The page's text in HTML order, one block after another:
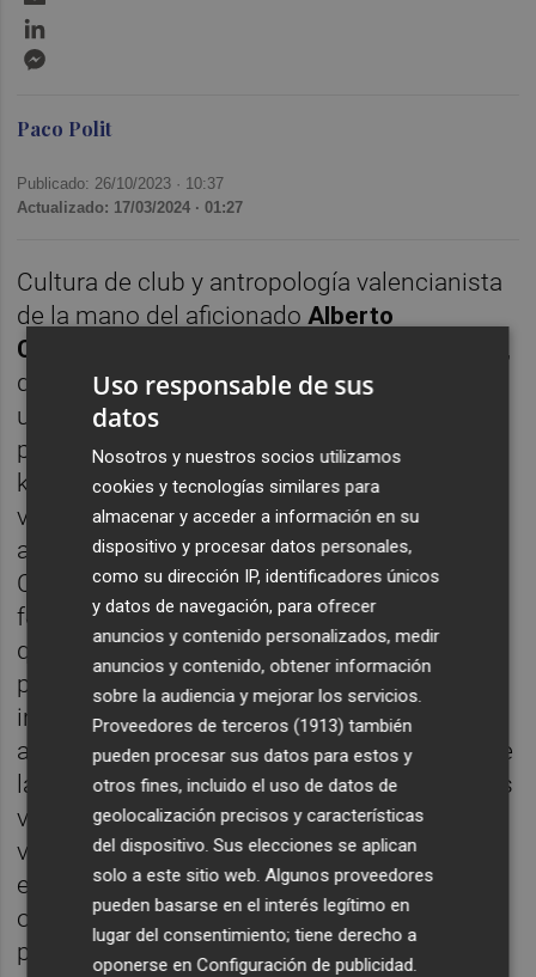
Paco Polit
Publicado: 26/10/2023 · 10:37
Actualizado: 17/03/2024 · 01:27
Cultura de club y antropología valencianista
de la mano del aficionado Alberto
Cerezuela
. Este almeriense, nacido en 1982,
dirige Círculo Rojo desde hace quince años:
una de las editoriales de autoedición más
potentes de toda Europa. Pese a vivir a 450
kilómetros de Mestalla, Alberto ha sido
valencianista toda su vida: repasamos junto
a él la intensidad con la que vive el Valencia
CF desde la distancia, su autoproclamado
forofismo al ver los partidos, los contactos
que ha mantenido como aficionado y como
profesional con el club, y su militancia
irreductible como tantos y tantos
aficionados que apoyan a su equipo fuera de
la Comunitat Valenciana. También lanzamos
varias ideas potenciales para libros
valencianistas que, seguro, algún día se
escribirán. Vía telemática y desde las
oficinas de Círculo Rojo. Dirigido y
presentado por
Paco Polit
Uso responsable de sus
datos
Nosotros y nuestros socios utilizamos
cookies y tecnologías similares para
almacenar y acceder a información en su
dispositivo y procesar datos personales,
como su dirección IP, identificadores únicos
y datos de navegación, para ofrecer
anuncios y contenido personalizados, medir
anuncios y contenido, obtener información
sobre la audiencia y mejorar los servicios.
Proveedores de terceros (1913) también
pueden procesar sus datos para estos y
otros fines, incluido el uso de datos de
geolocalización precisos y características
del dispositivo. Sus elecciones se aplican
solo a este sitio web. Algunos proveedores
pueden basarse en el interés legítimo en
lugar del consentimiento; tiene derecho a
oponerse enConfiguración de publicidad